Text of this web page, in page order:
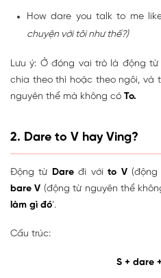
How dare you talk to me
chuyện với tôi như thế?)
Lưu ý: Ở đóng vai trò là động từ
chia theo thì hoặc theo ngôi, và
nguyên thể mà không có To.
2. Dare to V hay Ving?
Động từ Daređi vớito V(động
bare V (động từ nguyên thể
làm gì đó’.
Cấu trúc:
S + dare